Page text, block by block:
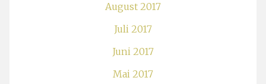
August 2017
Juli 2017
Juni 2017
Mai 2017